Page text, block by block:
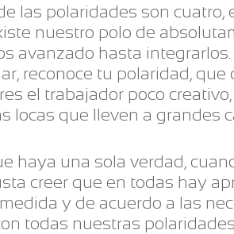
las polaridades son
nuestro polo de
avanzado hasta
reconoce tu polaridad,
el trabajador poco
locas que lleven a grandes
haya una sola verdad,
creer que en todas hay
y de acuerdo a las
todas nuestras